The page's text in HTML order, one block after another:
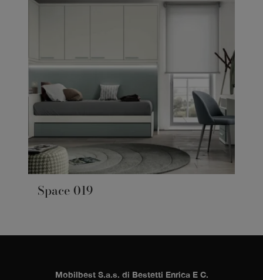
Space 019
Mobilbest S.a.s. di Bestetti Enrica E C.